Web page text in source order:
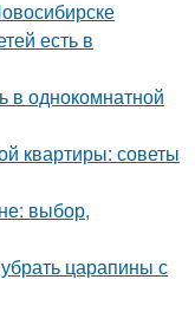
есть в
в однокомнатной
квартиры: советы
выбор,
царапины с